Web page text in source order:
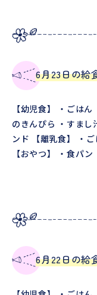
6月23日の給
【幼児食】 ・ごは
のきんぴら ・すまし
ンド 【離乳食】 ・
【おやつ】 ・食パン
6月22日の給